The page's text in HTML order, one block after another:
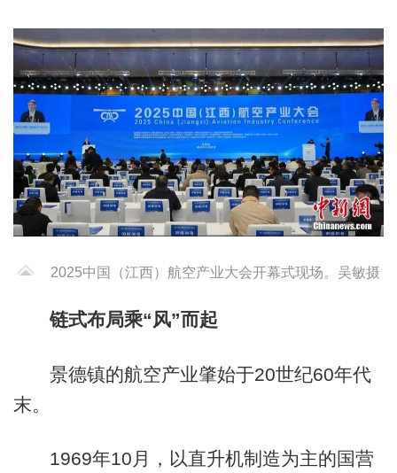
2025中国（江西）航空产业大会开幕式现场。吴敏摄
链式布局乘“风”而起
景德镇的航空产业肇始于20世纪60年代
末。
1969年10月，以直升机制造为主的国营